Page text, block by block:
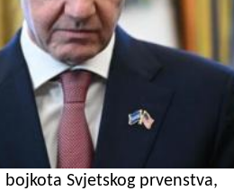
Svjetskog prvenstva,